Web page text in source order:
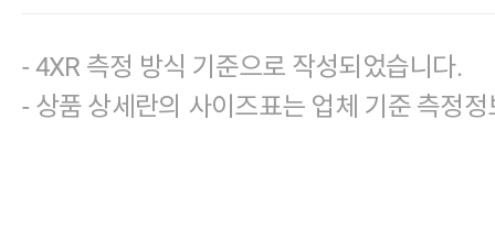
- 4XR 측정 방식 기준으로 작성되었습니다.
- 상품 상세란의 사이즈표는 업체 기준 측정정